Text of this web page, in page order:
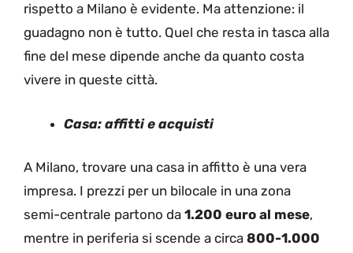
rispetto a Milano è evidente. Ma attenzione: il
guadagno non è tutto. Quel che resta in tasca alla
fine del mese dipende anche da quanto costa
vivere in queste città.
Casa: affitti e acquisti
A Milano, trovare una casa in affitto è una vera
impresa. I prezzi per un bilocale in una zona
semi-centrale partono da 1.200 euro al mese,
mentre in periferia si scende a circa 800-1.000